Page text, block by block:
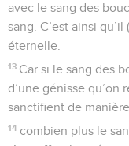
avec le sang des
sang. C’est ainsi
éternelle.
13 Car si le sang des
d’une génisse qu’on
sanctifient de
14 combien plus le